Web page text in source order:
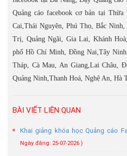
Quảng cáo facebook cơ bản tại Thừa
Cai,Thái Nguyên, Phú Thọ, Bắc
Trị, Quảng Ngãi, Gia Lai, Khánh
phố Hồ Chí Minh, Đồng Nai,Tây
Tháp, Cà Mau, An Giang,Lai Châu,
Quảng Ninh,Thanh Hoá, Nghệ An, Hà
BÀI VIẾT LIÊN QUAN
Khai giảng khóa học Quảng cáo
Ngày đăng: 25-07-2026 )